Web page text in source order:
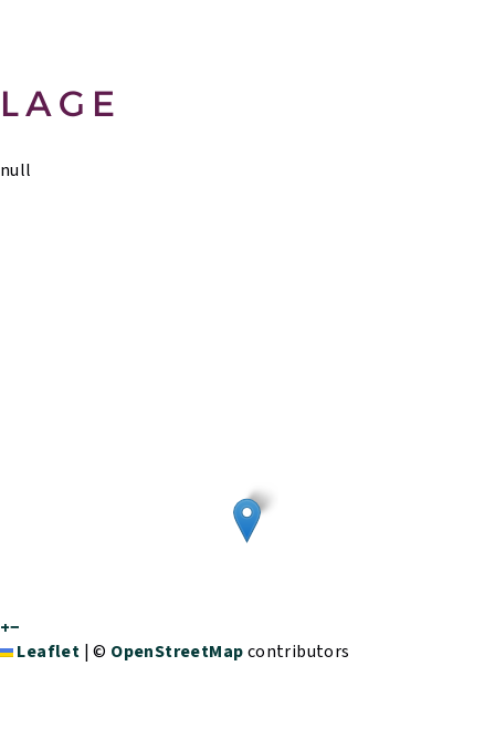
LAGE
null
+−
Leaflet |© OpenStreetMapcontributors